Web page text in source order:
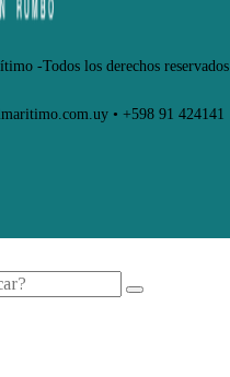
-Todos los derechos reservados
• +598 91 424141